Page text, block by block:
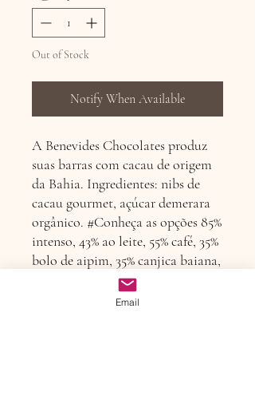
Out of Stock
Notify When Available
A Benevides Chocolates produz
suas barras com cacau de origem
da Bahia. Ingredientes: nibs de
cacau gourmet, açúcar demerara
orgânico. #Conheça as opções 85%
intenso, 43% ao leite, 55% café, 35%
bolo de aipim, 35% canjica baiana,
60% cappuccino, 55% coco e
especiarias, 35% limão siciliano,
Email